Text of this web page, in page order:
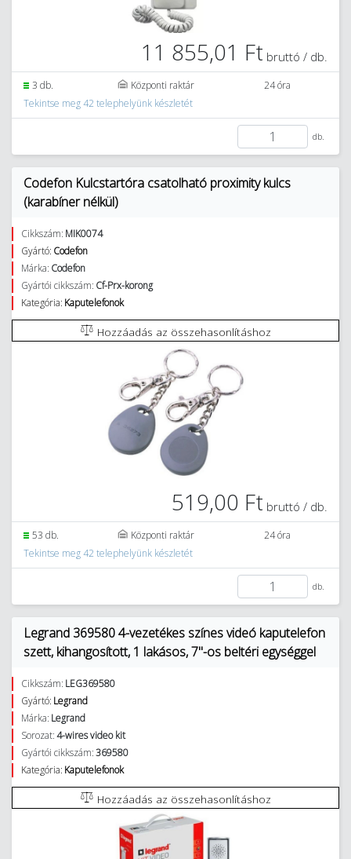
11 855,01 Ft bruttó / db.
3 db. Központi raktár
24 óra
Tekintse meg 42 telephelyünk készletét
db.
Codefon Kulcstartóra csatolható proximity kulcs
(karabíner nélkül)
Cikkszám: MIK0074
Gyártó: Codefon
Márka: Codefon
Gyártói cikkszám: Cf-Prx-korong
Kategória: Kaputelefonok
Hozzáadás az összehasonlításhoz
519,00 Ft bruttó / db.
53 db. Központi raktár
24 óra
Tekintse meg 42 telephelyünk készletét
db.
Legrand 369580 4-vezetékes színes videó kaputelefon
szett, kihangosított, 1 lakásos, 7"-os beltéri egységgel
Cikkszám: LEG369580
Gyártó: Legrand
Márka: Legrand
Sorozat:4-wires video kit
Gyártói cikkszám:369580
Kategória: Kaputelefonok
Hozzáadás az összehasonlításhoz